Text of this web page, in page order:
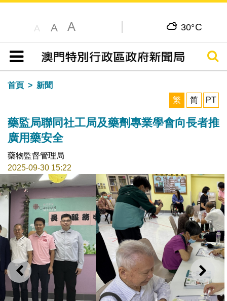
A A A 30°C
目錄
搜尋
首頁
新聞
繁
简 PT
藥監局聯同社工局及藥劑專業學會向長者推
廣用藥安全
藥物監督管理局
2025-09-30 15:22
上一則 下一